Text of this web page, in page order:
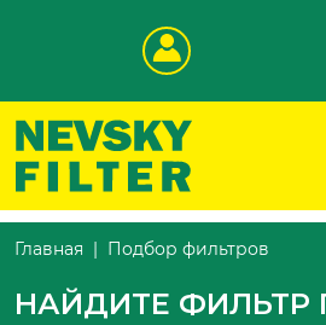
Главная Подбор фильтров
НАЙДИТЕ ФИЛЬТР